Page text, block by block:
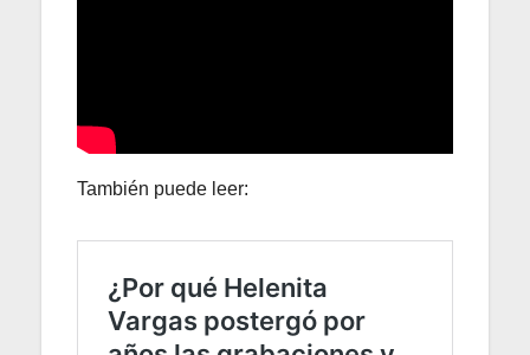
También puede leer: